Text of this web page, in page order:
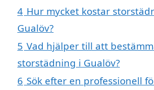
4 Hur mycket kostar
Gualöv?
5 Vad hjälper till att
storstädning i Gualöv?
6 Sök efter en professionell